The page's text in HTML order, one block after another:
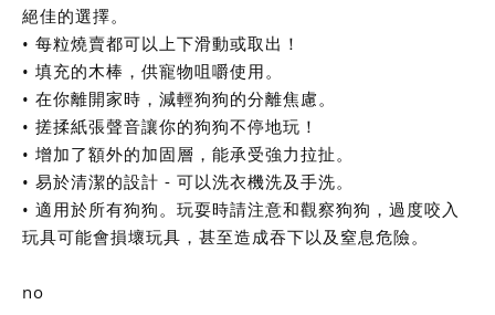
絕佳的選擇。
• 每粒燒賣都可以上下滑動或取出！
• 填充的木棒，供寵物咀嚼使用。
• 在你離開家時，減輕狗狗的分離焦慮。
• 搓揉紙張聲音讓你的狗狗不停地玩！
• 增加了額外的加固層，能承受強力拉扯。
• 易於清潔的設計 - 可以洗衣機洗及手洗。
• 適用於所有狗狗。玩耍時請注意和觀察狗狗，過度咬入
玩具可能會損壞玩具，甚至造成吞下以及窒息危險。
no